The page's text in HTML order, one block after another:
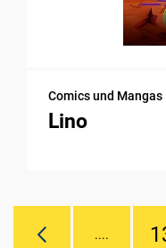
Comics und Mangas
Lino
....